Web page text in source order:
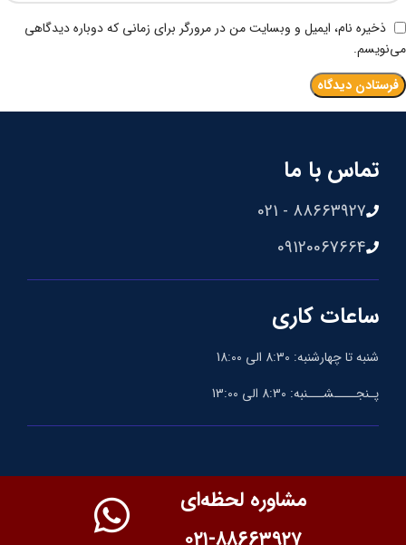
ذخیره نام، ایمیل و وبسایت من در مرورگر برای زمانی که دوباره دیدگاهی
می‌نویسم.
تماس با ما
88663927 - 021
09120067664
ساعات کاری
شنبه تا چهارشنبه: 8:30 الی 18:00
پـنجــــشـــنبه: 8:30 الی 13:00
مشاوره لحظه‌ای